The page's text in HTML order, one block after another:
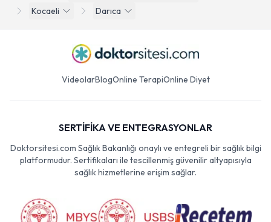
Kocaeli
Darıca
VideolarBlogOnline TerapiOnline Diyet
SERTİFİKA VE ENTEGRASYONLAR
Doktorsitesi.com Sağlık Bakanlığı onaylı ve entegreli bir sağlık bilgi
platformudur. Sertifikaları ile tescillenmiş güvenilir altyapısıyla
sağlık hizmetlerine erişim sağlar.